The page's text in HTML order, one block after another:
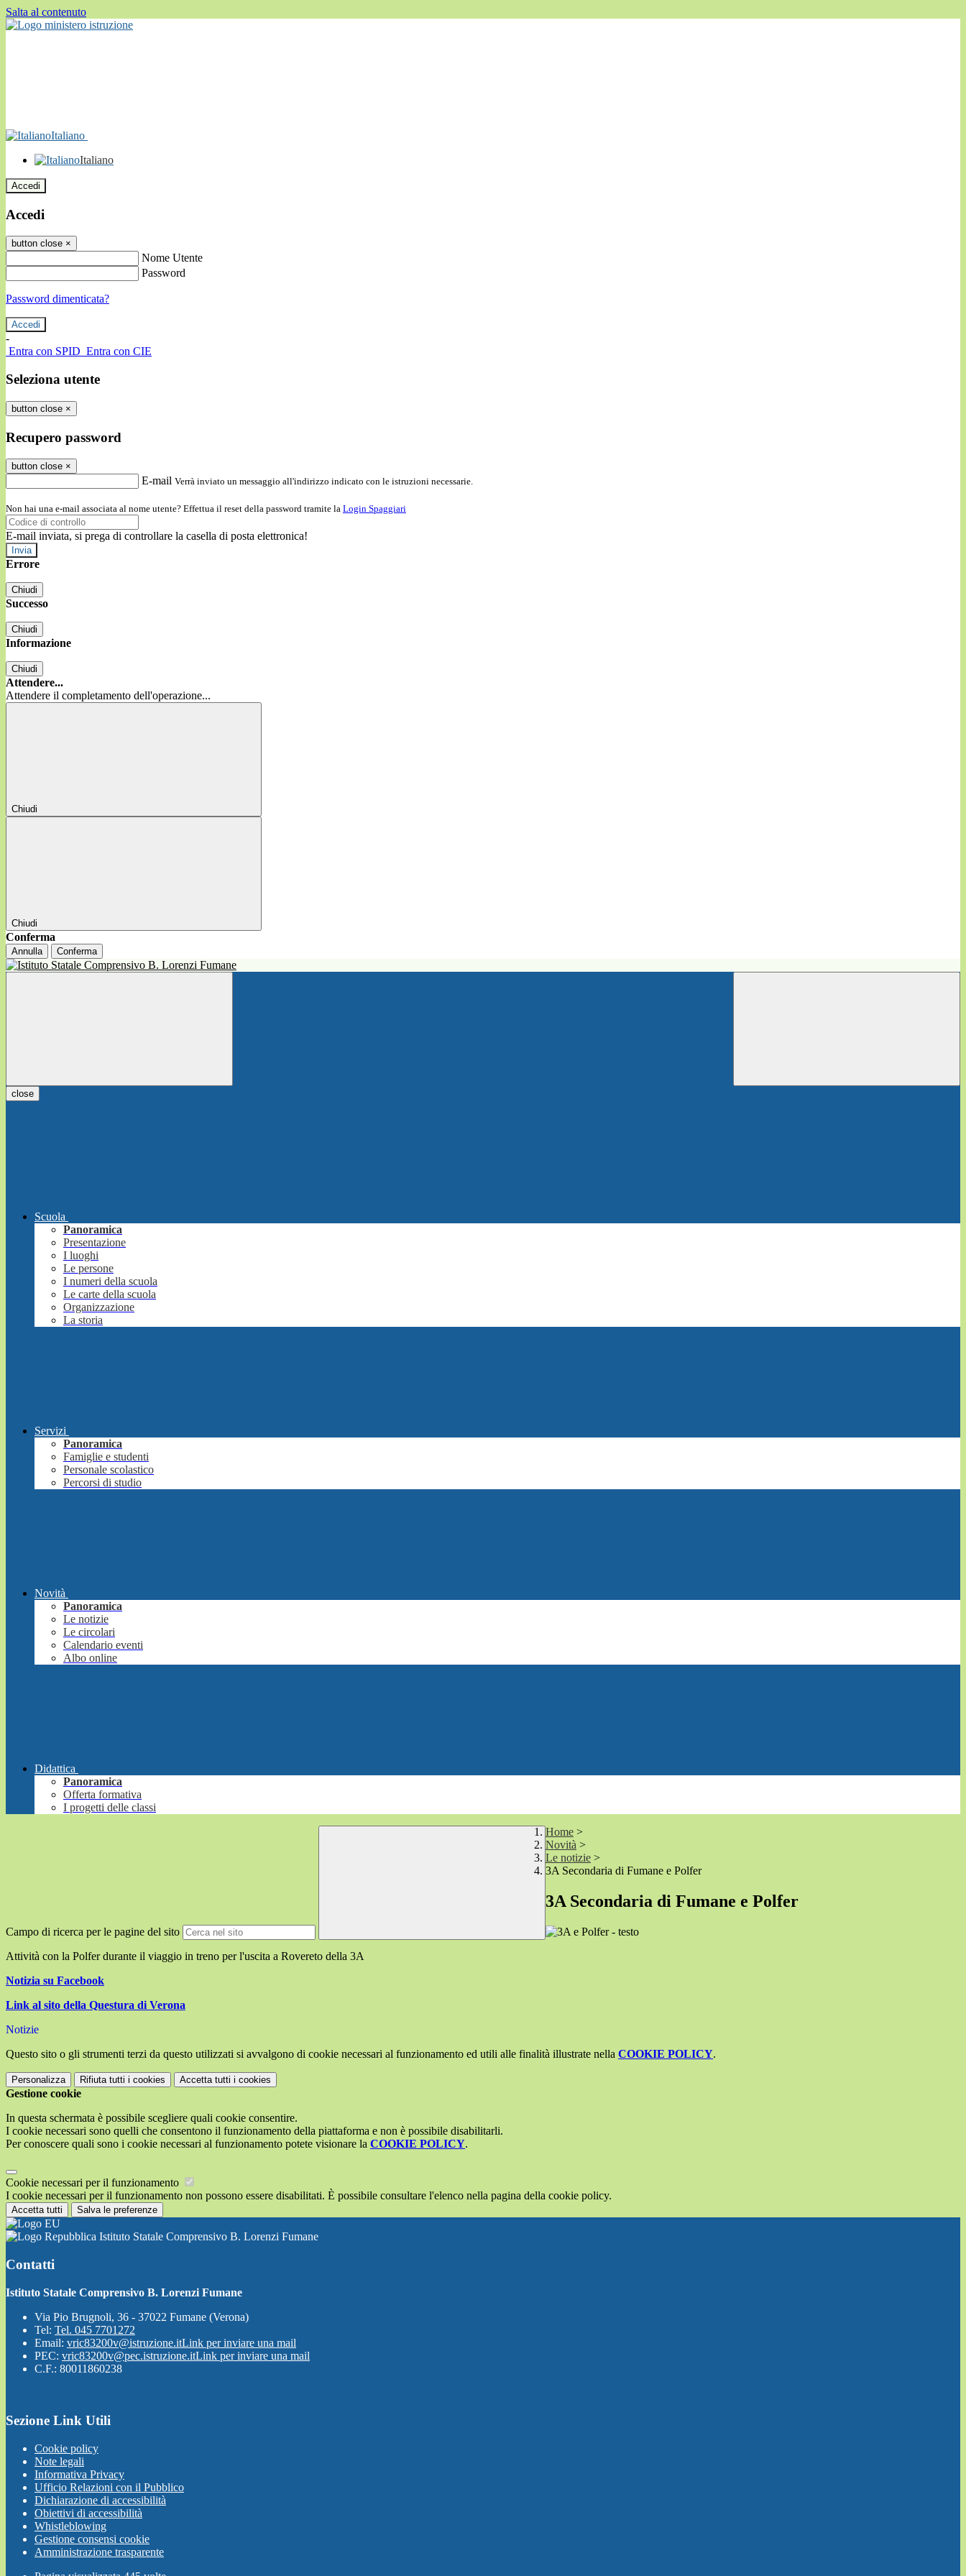
Salta al contenuto
Italiano
Italiano
Accedi
Accedi
button close ×
Nome Utente
Password
Password dimenticata?
-
Entra con SPID Entra con CIE
Seleziona utente
button close ×
Recupero password
button close ×
E-mail Verrà inviato un messaggio all'indirizzo indicato con le istruzioni necessarie.
Non hai una e-mail associata al nome utente? Effettua il reset della password tramite la Login Spaggiari
E-mail inviata, si prega di controllare la casella di posta elettronica!
Errore
Chiudi
Successo
Chiudi
Informazione
Chiudi
Attendere...
Attendere il completamento dell'operazione...
Chiudi
Chiudi
Conferma
Annulla Conferma
close
Scuola
Panoramica
Presentazione
I luoghi
Le persone
I numeri della scuola
Le carte della scuola
Organizzazione
La storia
Servizi
Panoramica
Famiglie e studenti
Personale scolastico
Percorsi di studio
Novità
Panoramica
Le notizie
Le circolari
Calendario eventi
Albo online
Didattica
Panoramica
Offerta formativa
I progetti delle classi
Campo di ricerca per le pagine del sito
Home >
Novità >
Le notizie >
3A Secondaria di Fumane e Polfer
3A Secondaria di Fumane e Polfer
Attività con la Polfer durante il viaggio in treno per l'uscita a Rovereto della 3A
Notizia su Facebook
Link al sito della Questura di Verona
Notizie
Questo sito o gli strumenti terzi da questo utilizzati si avvalgono di cookie necessari al funzionamento ed utili alle finalità illustrate nella COOKIE POLICY.
Personalizza Rifiuta tutti i cookies Accetta tutti i cookies
Gestione cookie
In questa schermata è possibile scegliere quali cookie consentire.
I cookie necessari sono quelli che consentono il funzionamento della piattaforma e non è possibile disabilitarli.
Per conoscere quali sono i cookie necessari al funzionamento potete visionare la COOKIE POLICY.
Cookie necessari per il funzionamento
I cookie necessari per il funzionamento non possono essere disabilitati. È possibile consultare l'elenco nella pagina della cookie policy.
Accetta tutti Salva le preferenze
Istituto Statale Comprensivo B. Lorenzi Fumane
Contatti
Istituto Statale Comprensivo B. Lorenzi Fumane
Via Pio Brugnoli, 36 - 37022 Fumane (Verona)
Tel: Tel. 045 7701272
Email: vric83200v@istruzione.itLink per inviare una mail
PEC: vric83200v@pec.istruzione.itLink per inviare una mail
C.F.: 80011860238
Sezione Link Utili
Cookie policy
Note legali
Informativa Privacy
Ufficio Relazioni con il Pubblico
Dichiarazione di accessibilità
Obiettivi di accessibilità
Whistleblowing
Gestione consensi cookie
Amministrazione trasparente